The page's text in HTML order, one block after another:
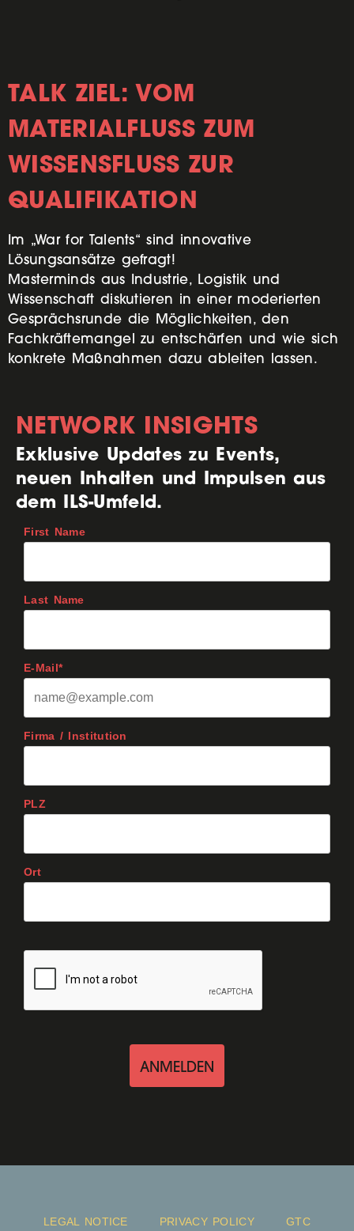
TALK ZIEL: VOM
MATERIALFLUSS ZUM
WISSENSFLUSS ZUR
QUALIFIKATION
Im „War for Talents“ sind innovative
Lösungsansätze gefragt!
Masterminds aus Industrie, Logistik und
Wissenschaft diskutieren in einer moderierten
Gesprächsrunde die Möglichkeiten, den
Fachkräftemangel zu entschärfen und wie sich
konkrete Maßnahmen dazu ableiten lassen.
NETWORK INSIGHTS
Exklusive Updates zu Events,
neuen Inhalten und Impulsen aus
dem ILS-Umfeld.
First Name
Last Name
E-Mail*
Firma / Institution
PLZ
Ort
ANMELDEN
LEGAL NOTICE PRIVACY POLICY GTC